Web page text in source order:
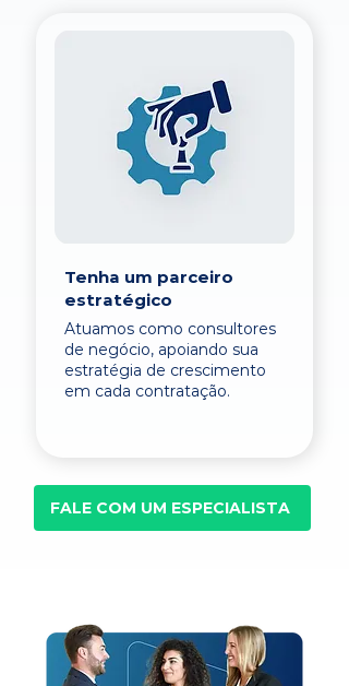
Tenha um parceiro
estratégico
Atuamos como consultores
de negócio, apoiando sua
estratégia de crescimento
em cada contratação.
FALE COM UM ESPECIALISTA